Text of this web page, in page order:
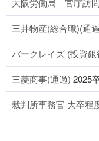
大阪労働局 官庁訪問
三井物産(総合職)(通
バークレイズ (投資
三菱商事(通過) 2025
裁判所事務官 大卒程